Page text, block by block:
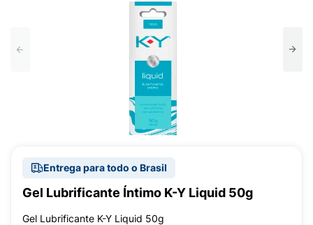
Entrega para todo o Brasil
Gel Lubrificante Íntimo K-Y Liquid 50g
Gel Lubrificante K-Y Liquid 50g